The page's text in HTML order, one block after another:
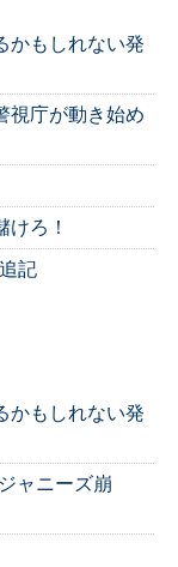
かもしれない発
視庁が動き始め
ろ！
記
かもしれない発
ャニーズ崩